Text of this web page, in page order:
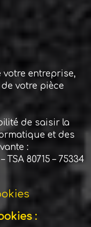
votre entreprise,
votre pièce
de saisir la
et des
:
TSA 80715 – 75334
: